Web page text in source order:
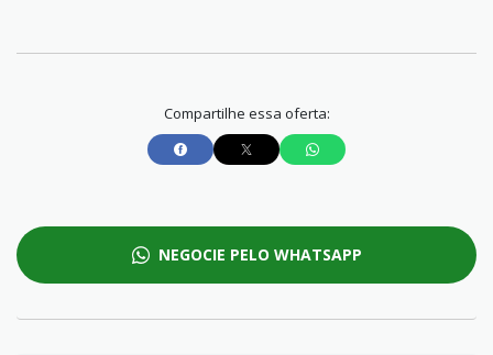
Compartilhe essa oferta:
NEGOCIE PELO WHATSAPP